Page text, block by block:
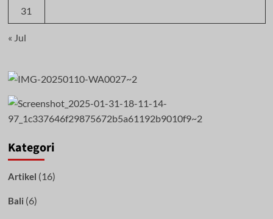
31
« Jul
Kategori
Artikel (16)
Bali (6)